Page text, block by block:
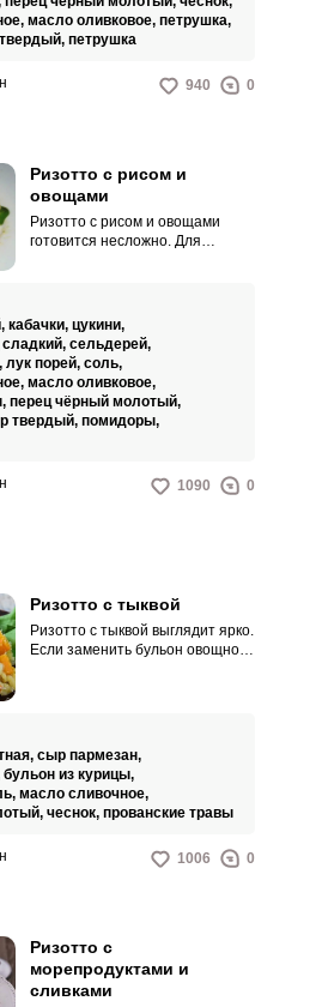
масло оливковое, петрушка,
петрушка
940 0
Ризотто с рисом и
овощами
Ризотто с рисом и овощами
готовится несложно. Для
кабачки, цукини,
сладкий, сельдерей,
лук порей, соль,
масло оливковое,
перец чёрный молотый,
твердый, помидоры,
1090 0
Ризотто с тыквой
Ризотто с тыквой выглядит ярко.
Если заменить бульон овощной
сыр пармезан,
бульон из курицы,
масло сливочное,
чеснок, прованские травы
1006 0
Ризотто с
морепродуктами и
сливками